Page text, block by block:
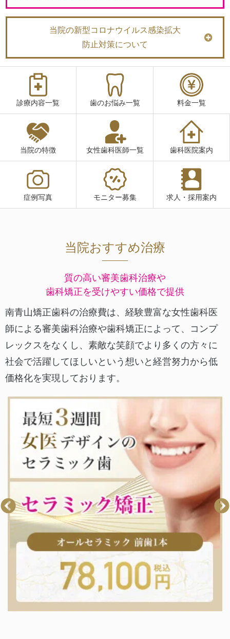
当院の新型コロナウイルス感染拡大
防止対策について
診療内容一覧 歯のお悩み一覧 料金一覧
当院の特徴 女性歯科医師一覧 歯科医院案内
症例写真 モニター募集 求人・採用案内
当院おすすめ治療
質の高い審美歯科治療や
歯科矯正を受けやすい価格で提供
南青山矯正歯科の治療費は、経験豊富な女性歯科医
師による審美歯科治療や歯科矯正によって、 コンプ
レックスをなくし、素敵な笑顔でより多くの方々に
社会で活躍してほしいという想いと経営努力から低
価格化を実現しております。